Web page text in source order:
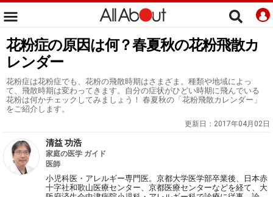
花粉症の原因は何？春夏秋の花粉飛散カ
レンダー
花粉症は花粉症でも、花粉の飛散時期はさまざま。種類や地域によっ
て、飛散時期は変わってきます。自分の症状がひどい時期に飛んでいる
花粉は何かチェックしてみましょう！ 春夏秋の「花粉飛散カレンダー」
をご紹介します。
更新日： 2017年04月02日
清益 功浩
家庭の医学 ガイド
医師
小児科医・アレルギー専門医。京都大学医学部卒業後、日本赤
十字社和歌山医療センター、京都医療センターなどを経て、大